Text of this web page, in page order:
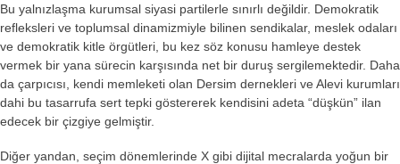
Bu yalnızlaşma kurumsal siyasi partilerle sınırlı değildir. Demokratik
refleksleri ve toplumsal dinamizmiyle bilinen sendikalar, meslek odaları
ve demokratik kitle örgütleri, bu kez söz konusu hamleye destek
vermek bir yana sürecin karşısında net bir duruş sergilemektedir. Daha
da çarpıcısı, kendi memleketi olan Dersim dernekleri ve Alevi kurumları
dahi bu tasarrufa sert tepki göstererek kendisini adeta “düşkün” ilan
edecek bir çizgiye gelmiştir.
Diğer yandan, seçim dönemlerinde X gibi dijital mecralarda yoğun bir